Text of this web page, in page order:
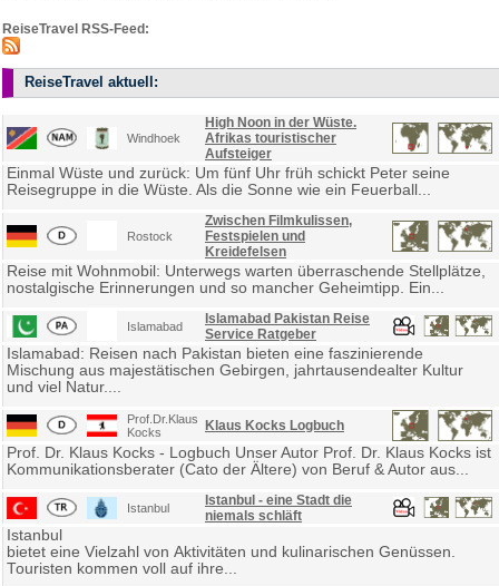
ReiseTravel RSS-Feed:
ReiseTravel aktuell:
Windhoek
High Noon in der Wüste.
Afrikas touristischer
Aufsteiger
Einmal Wüste und zurück: Um fünf Uhr früh schickt Peter seine
Reisegruppe in die Wüste. Als die Sonne wie ein Feuerball...
Rostock
Zwischen Filmkulissen,
Festspielen und
Kreidefelsen
Reise mit Wohnmobil: Unterwegs warten überraschende Stellplätze,
nostalgische Erinnerungen und so mancher Geheimtipp. Ein...
Islamabad
Islamabad Pakistan Reise
Service Ratgeber
Islamabad: Reisen nach Pakistan bieten eine faszinierende
Mischung aus majestätischen Gebirgen, jahrtausendealter Kultur
und viel Natur....
Prof.Dr.Klaus
Kocks
Klaus Kocks Logbuch
Prof. Dr. Klaus Kocks - Logbuch Unser Autor Prof. Dr. Klaus Kocks ist
Kommunikationsberater (Cato der Ältere) von Beruf & Autor aus...
Istanbul
Istanbul - eine Stadt die
niemals schläft
Istanbul
bietet eine Vielzahl von Aktivitäten und kulinarischen Genüssen.
Touristen kommen voll auf ihre...